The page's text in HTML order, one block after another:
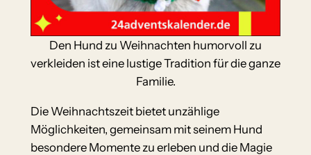
Den Hund zu Weihnachten humorvoll zu
verkleiden ist eine lustige Tradition für die ganze
Familie.
Die Weihnachtszeit bietet unzählige
Möglichkeiten, gemeinsam mit seinem Hund
besondere Momente zu erleben und die Magie